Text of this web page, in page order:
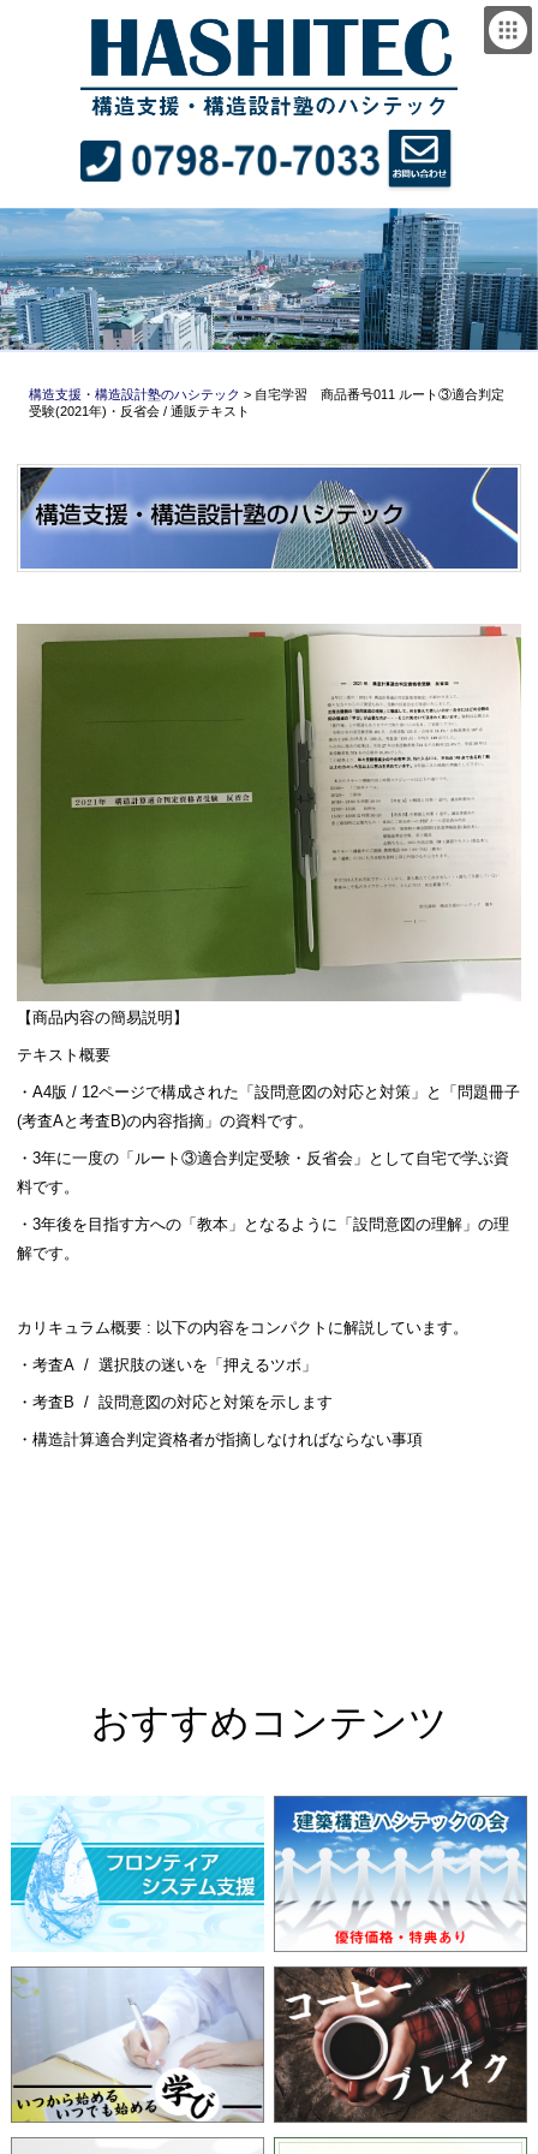
構造支援・構造設計塾のハシテック > 自宅学習 商品番号011 ルート③適合判定
受験(2021年)・反省会 / 通販テキスト
【商品内容の簡易説明】
テキスト概要
・A4版 / 12ページで構成された「設問意図の対応と対策」と「問題冊子
(考査Aと考査B)の内容指摘」の資料です。
・3年に一度の「ルート③適合判定受験・反省会」として自宅で学ぶ資
料です。
・3年後を目指す方への「教本」となるように「設問意図の理解」の理
解です。
カリキュラム概要 : 以下の内容をコンパクトに解説しています。
・考査A / 選択肢の迷いを「押えるツボ」
・考査B / 設問意図の対応と対策を示します
・構造計算適合判定資格者が指摘しなければならない事項
おすすめコンテンツ